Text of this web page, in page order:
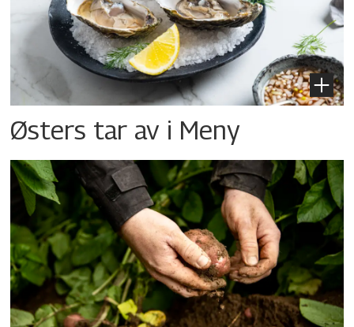
Østers tar av i Meny